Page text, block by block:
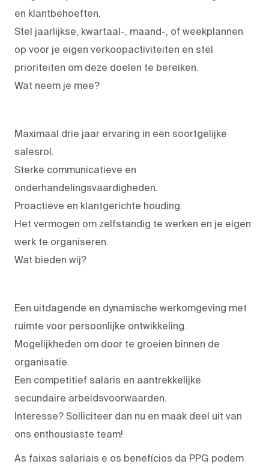
en klantbehoeften.
Stel jaarlijkse, kwartaal-, maand-, of weekplannen
op voor je eigen verkoopactiviteiten en stel
prioriteiten om deze doelen te bereiken.
Wat neem je mee?
Maximaal drie jaar ervaring in een soortgelijke
salesrol.
Sterke communicatieve en
onderhandelingsvaardigheden.
Proactieve en klantgerichte houding.
Het vermogen om zelfstandig te werken en je eigen
werk te organiseren.
Wat bieden wij?
Een uitdagende en dynamische werkomgeving met
ruimte voor persoonlijke ontwikkeling.
Mogelijkheden om door te groeien binnen de
organisatie.
Een competitief salaris en aantrekkelijke
secundaire arbeidsvoorwaarden.
Interesse? Solliciteer dan nu en maak deel uit van
ons enthousiaste team!
As faixas salariais e os benefícios da PPG podem